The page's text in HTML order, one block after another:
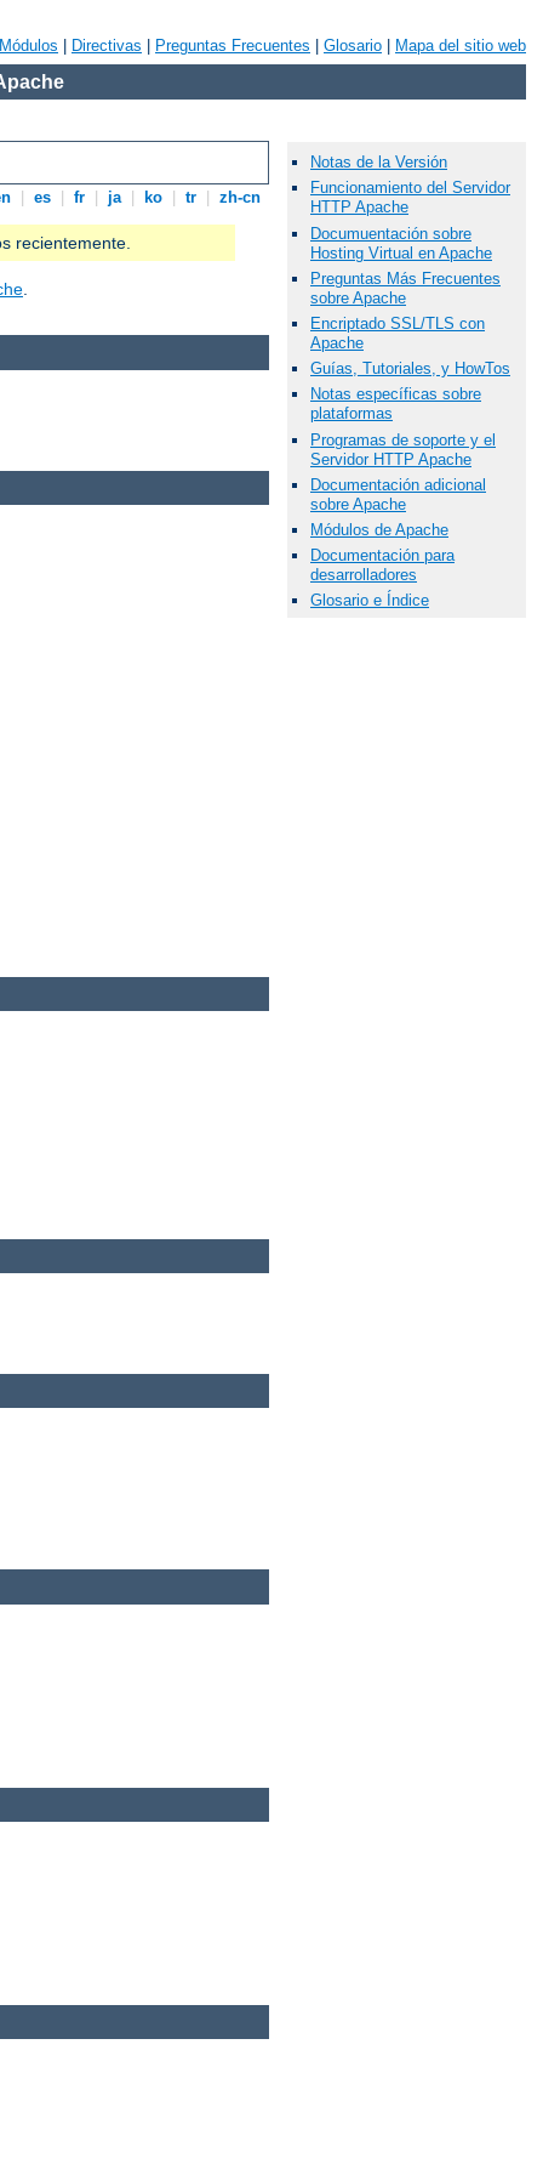
Módulos Directivas Preguntas Frecuentes Glosario Mapa del sitio web
es fr ja ko tr zh-cn
recientemente.
.
Notas de la Versión
Funcionamiento del Servidor
HTTP Apache
Documuentación sobre
Hosting Virtual en Apache
Preguntas Más Frecuentes
sobre Apache
Encriptado SSL/TLS con
Apache
Guías, Tutoriales, y HowTos
Notas específicas sobre
plataformas
Programas de soporte y el
Servidor HTTP Apache
Documentación adicional
sobre Apache
Módulos de Apache
Documentación para
desarrolladores
Glosario e Índice